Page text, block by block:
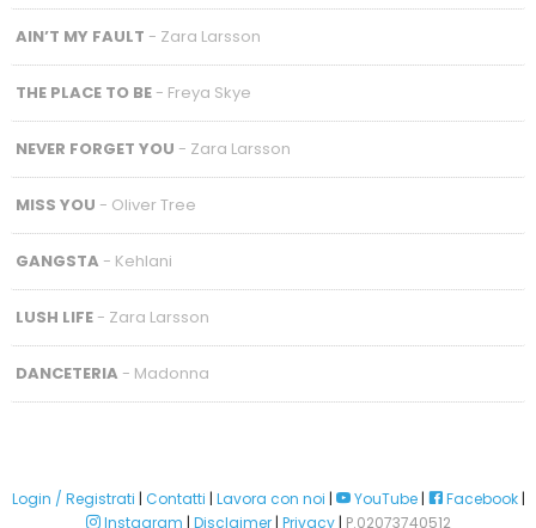
AIN’T MY FAULT - Zara Larsson
THE PLACE TO BE- Freya Skye
NEVER FORGET YOU - Zara Larsson
MISS YOU - Oliver Tree
GANGSTA - Kehlani
LUSH LIFE- Zara Larsson
DANCETERIA - Madonna
Login / Registrati | Contatti | Lavora con noi | YouTube| Facebook|
Instagram | Disclaimer| Privacy| P.02073740512